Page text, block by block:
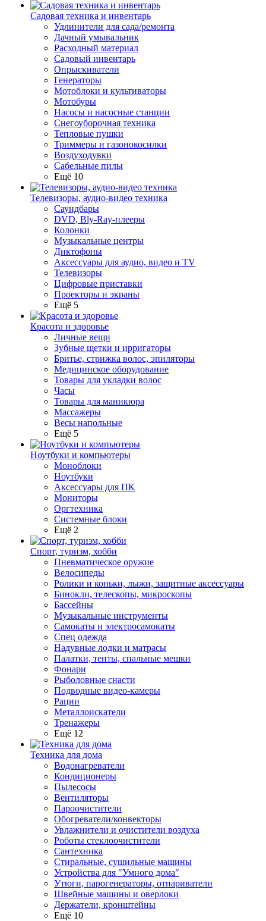
Садовая техника и инвентарь
Удлинители для сада/ремонта
Дачный умывальник
Расходный материал
Садовый инвентарь
Опрыскиватели
Генераторы
Мотоблоки и культиваторы
Мотобуры
Насосы и насосные станции
Снегоуборочная техника
Тепловые пушки
Триммеры и газонокосилки
Воздуходувки
Сабельные пилы
Ещё 10
Телевизоры, аудио-видео техника
Саундбары
DVD, Bly-Ray-плееры
Колонки
Музыкальные центры
Диктофоны
Аксессуары для аудио, видео и TV
Телевизоры
Цифровые приставки
Проекторы и экраны
Ещё 5
Красота и здоровье
Личные вещи
Зубные щетки и ирригаторы
Бритье, стрижка волос, эпиляторы
Медицинское оборудование
Товары для укладки волос
Часы
Товары для маникюра
Массажеры
Весы напольные
Ещё 5
Ноутбуки и компьютеры
Моноблоки
Ноутбуки
Аксессуары для ПК
Мониторы
Оргтехника
Системные блоки
Ещё 2
Спорт, туризм, хобби
Пневматическое оружие
Велосипеды
Ролики и коньки, лыжи, защитные аксессуары
Бинокли, телескопы, микроскопы
Бассейны
Музыкальные инструменты
Самокаты и электросамокаты
Спец одежда
Надувные лодки и матрасы
Палатки, тенты, спальные мешки
Фонари
Рыболовные снасти
Подводные видео-камеры
Рации
Металлоискатели
Тренажеры
Ещё 12
Техника для дома
Водонагреватели
Кондиционеры
Пылесосы
Вентиляторы
Пароочистители
Обогреватели/конвекторы
Увлажнители и очистители воздуха
Роботы стеклоочистители
Сантехника
Стиральные, сушильные машины
Устройства для "Умного дома"
Утюги, парогенераторы, отпариватели
Швейные машины и оверлоки
Держатели, кронштейны
Ещё 10